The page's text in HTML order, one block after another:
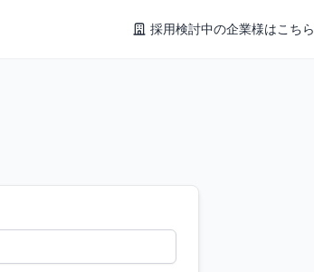
採用検討中の企業様はこちら